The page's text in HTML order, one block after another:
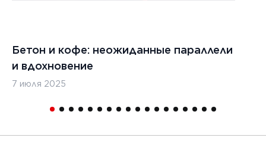
Бетон и кофе: неожиданные параллели
и вдохновение
7 июля 2025